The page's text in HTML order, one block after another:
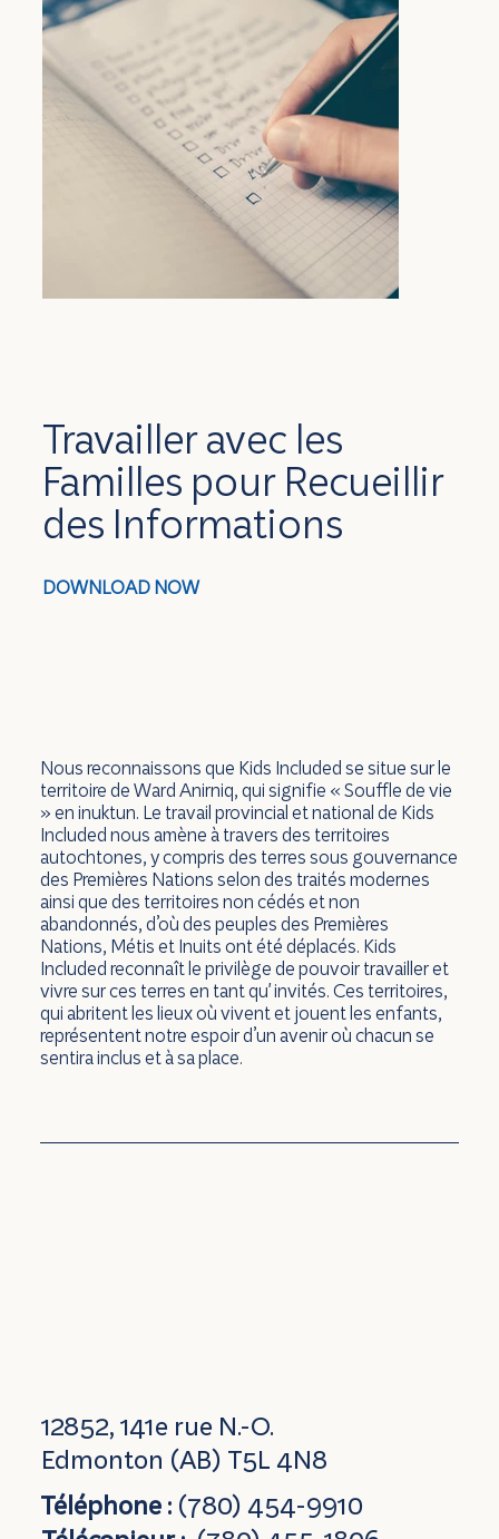
Travailler avec les
Familles pour Recueillir
des Informations
DOWNLOAD NOW
Nous reconnaissons que Kids Included se situe sur le
territoire de Ward Anirniq, qui signifie « Souffle de vie
» en inuktun. Le travail provincial et national de Kids
Included nous amène à travers des territoires
autochtones, y compris des terres sous gouvernance
des Premières Nations selon des traités modernes
ainsi que des territoires non cédés et non
abandonnés, d’où des peuples des Premières
Nations, Métis et Inuits ont été déplacés. Kids
Included reconnaît le privilège de pouvoir travailler et
vivre sur ces terres en tant qu' invités. Ces territoires,
qui abritent les lieux où vivent et jouent les enfants,
représentent notre espoir d’un avenir où chacun se
sentira inclus et à sa place.
12852, 141e rue N.-O.
Edmonton (AB) T5L 4N8
Téléphone : (780) 454-9910